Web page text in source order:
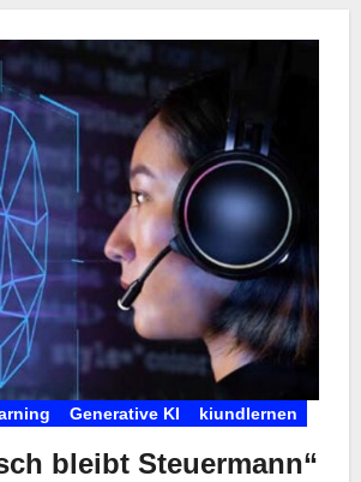
Generative KI kiundlernen
bleibt Steuermann“